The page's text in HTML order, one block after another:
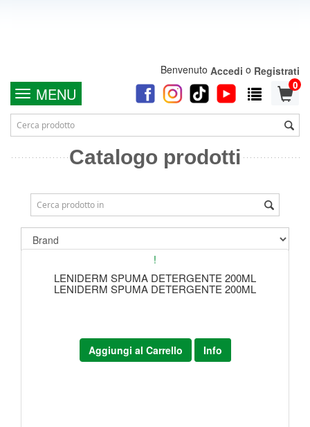
Benvenuto Accedi o Registrati
0
MENU
Catalogo prodotti
!
LENIDERM SPUMA DETERGENTE 200ML
LENIDERM SPUMA DETERGENTE 200ML
Aggiungi al Carrello Info